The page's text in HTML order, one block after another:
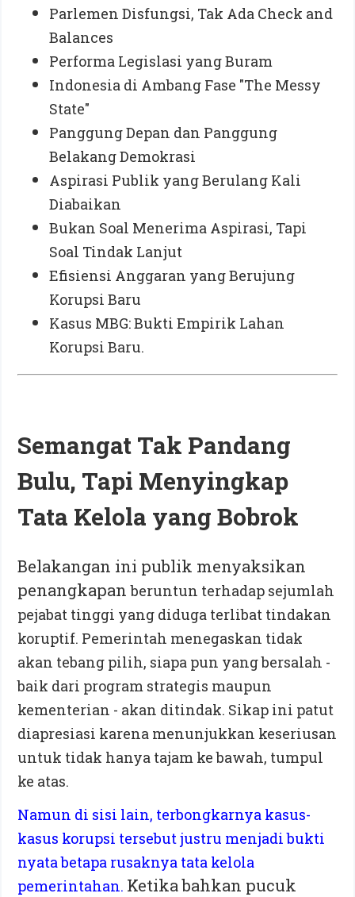
Parlemen Disfungsi, Tak Ada Check and
Balances
Performa Legislasi yang Buram
Indonesia di Ambang Fase "The Messy
State"
Panggung Depan dan Panggung
Belakang Demokrasi
Aspirasi Publik yang Berulang Kali
Diabaikan
Bukan Soal Menerima Aspirasi, Tapi
Soal Tindak Lanjut
Efisiensi Anggaran yang Berujung
Korupsi Baru
Kasus MBG: Bukti Empirik Lahan
Korupsi Baru.
Semangat Tak Pandang
Bulu, Tapi Menyingkap
Tata Kelola yang Bobrok
Belakangan ini publik menyaksikan
penangkapanberuntun terhadap sejumlah
pejabat tinggi yang diduga terlibat tindakan
koruptif. Pemerintah menegaskan tidak
akan tebang pilih, siapa pun yang bersalah -
baik dari program strategis maupun
kementerian - akan ditindak. Sikap ini patut
diapresiasi karena menunjukkan keseriusan
untuk tidak hanya tajam ke bawah, tumpul
ke atas.
Namun di sisi lain, terbongkarnya kasus-
kasus korupsi tersebut justru menjadi bukti
nyata betapa rusaknya tata kelola
pemerintahan. Ketika bahkan pucuk